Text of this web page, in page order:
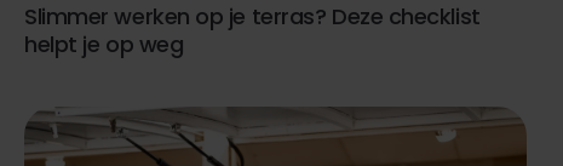
Slimmer werken op je terras? Deze checklist
helpt je op weg